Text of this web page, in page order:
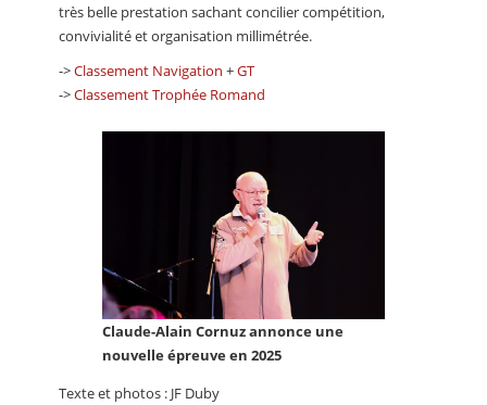
très belle prestation sachant concilier compétition,
convivialité et organisation millimétrée.
->Classement Navigation +GT
->Classement Trophée Romand
Claude-Alain Cornuz annonce une
nouvelle épreuve en 2025
Texte et photos : JF Duby